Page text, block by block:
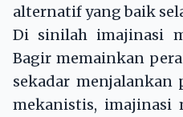
alternatif yang baik
Di sinilah imajinasi
Bagir memainkan
sekadar menjalankan
mekanistis, imajinasi